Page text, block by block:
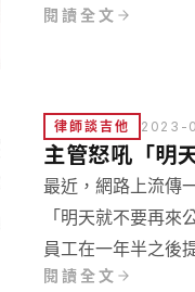
提告刑事竊盜罪和
閱讀全文
律師談吉他 2023-
主管怒吼「明
最近，網路上流傳
「明天就不要再
員工在一年半之後
薪水」這樣的訴訟
閱讀全文